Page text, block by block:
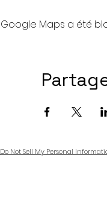
Google Maps a été
Do Not Sell My Personal